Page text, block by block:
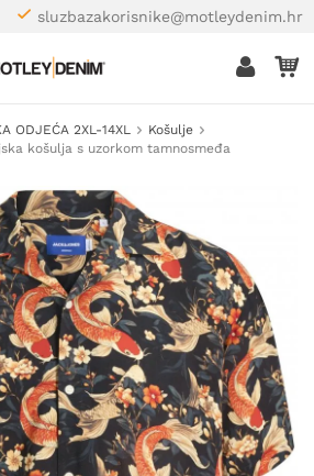
sluzbazakorisnike@motleydenim.hr
ODJEĆA 2XL-14XL
Košulje
košulja s uzorkom tamnosmeđa